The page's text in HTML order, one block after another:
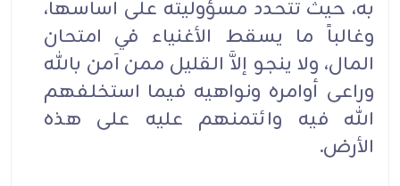
به، حيث تتحدد مسؤوليته على أساسها،
وغالباً ما يسقط الأغنياء في امتحان
المال، ولا ينجو إلاَّ القليل ممن آمن بالله
وراعى أوامره ونواهيه فيما استخلفهم
الله فيه وائتمنهم عليه على هذه
الأرض.